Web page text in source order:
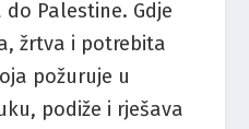
Palestine. Gdje
žrtva i potrebita
požuruje u
podiže i rješava